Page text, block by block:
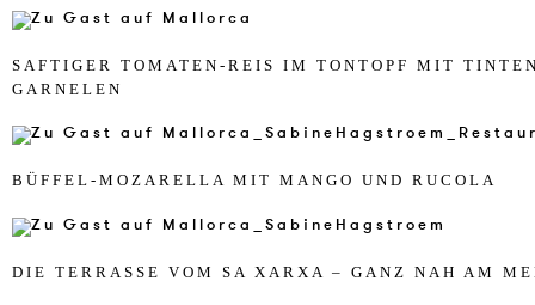
SAF­TI­GER TO­MA­TEN-REIS IM TON­TOPF MIT
GAR­NE­LEN
BÜFFEL-MO­ZA­REL­LA MIT MAN­GO UND RU­CO­LA
DIE TER­RASSE VOM SA XAR­XA – GANZ NAH AM